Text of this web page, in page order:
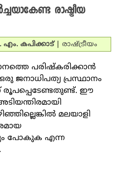
രാഷ്ട്രീയ
എം. കപിക്കാട്‌ രാഷ്ട്രീയം
പരിഷ്‌കരിക്കാന്‍
ജനാധിപത്യ പ്രസ്ഥാനം
ഈ
മലയാളി
പോകുക എന്ന